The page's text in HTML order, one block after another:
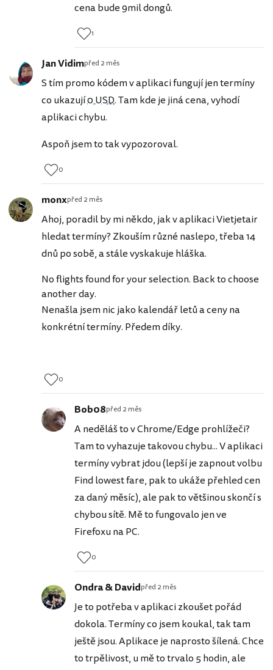
cena bude 9mil dongů.
1
Jan Vidimpřed 2 měs
S tím promo kódem v aplikaci fungují jen termíny
co ukazují0 USD. Tam kde je jiná cena, vyhodí
aplikaci chybu.
Aspoň jsem to tak vypozoroval.
0
monxpřed 2 měs
Ahoj, poradil by mi někdo, jak v aplikaci Vietjetair
hledat termíny? Zkouším různé naslepo, třeba 14
dnů po sobě, a stále vyskakuje hláška.
No flights found for your selection. Back to choose
another day.
Nenašla jsem nic jako kalendář letů a ceny na
konkrétní termíny. Předem díky.
0
Bob08před 2 měs
A neděláš to v Chrome/Edge prohlížeči?
Tam to vyhazuje takovou chybu... V aplikaci
termíny vybrat jdou (lepší je zapnout volbu
Find lowest fare, pak to ukáže přehled cen
za daný měsíc), ale pak to většinou skončí s
chybou sítě. Mě to fungovalo jen ve
Firefoxu na PC.
0
Ondra & Davidpřed 2 měs
Je to potřeba v aplikaci zkoušet pořád
dokola. Termíny co jsem koukal, tak tam
ještě jsou. Aplikace je naprosto šílená. Chce
to trpělivost, u mě to trvalo 5 hodin, ale